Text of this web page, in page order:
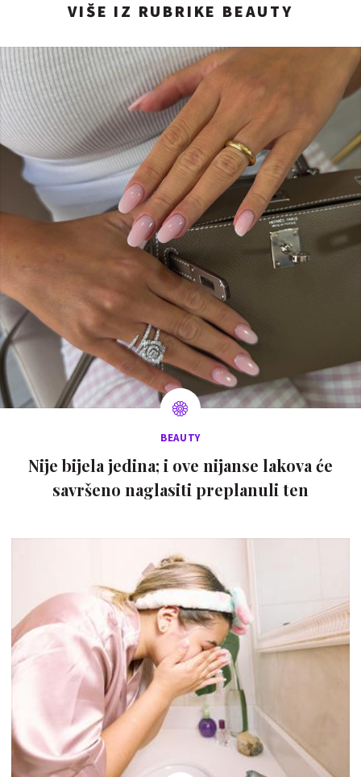
VIŠE IZ RUBRIKE BEAUTY
BEAUTY
Nije bijela jedina; i ove nijanse lakova će
savršeno naglasiti preplanuli ten